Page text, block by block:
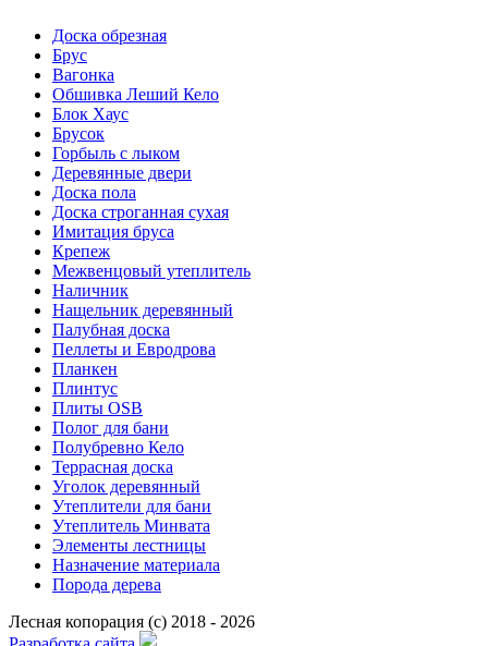
Доска обрезная
Брус
Вагонка
Обшивка Леший Кело
Блок Хаус
Брусок
Горбыль с лыком
Деревянные двери
Доска пола
Доска строганная сухая
Имитация бруса
Крепеж
Межвенцовый утеплитель
Наличник
Нащельник деревянный
Палубная доска
Пеллеты и Евродрова
Планкен
Плинтус
Плиты OSB
Полог для бани
Полубревно Кело
Террасная доска
Уголок деревянный
Утеплители для бани
Утеплитель Минвата
Элементы лестницы
Назначение материала
Порода дерева
Лесная копорация (с) 2018 - 2026